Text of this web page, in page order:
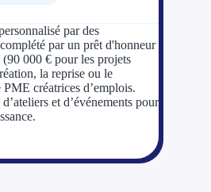
par des
par un prêt d'honneur
(90 000 € pour les projets
la reprise ou le
créatrices d’emplois.
et d’événements pour